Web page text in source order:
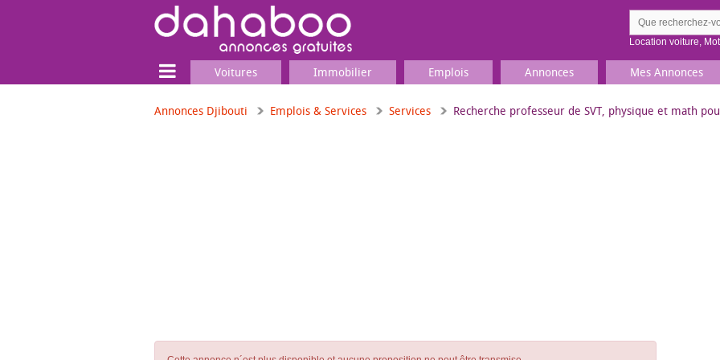
Location voiture,
Voitures Immobilier Emplois Annonces Mes Annonces
Annonces Djibouti Emplois & Services Services Recherche professeur de SVT, physique et math